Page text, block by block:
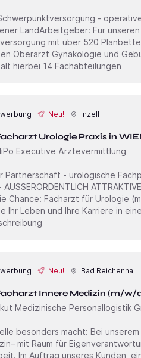
-
Für unseren guten Kunden - ein Klinikum der
mit über 520
Oberarzt Gynäkologie und
hierbei 14 Fachabteilungen
Neu! Inzell
Urologie Praxis in
Executive Ärztevermittlung
Partnerschaft - urologische
ATTRAKTIVES GEHALTGebiet:
Chance: Facharzt für Urologie
Ihr Leben und Ihre Karriere in
Neu! Bad Reichenhall
Innere Medizin (m/w/
Medizinische Personallogistik
Kunden übernehmen Sie eine spannende Rolle in der
mit Raum für
Sozialunternehmen